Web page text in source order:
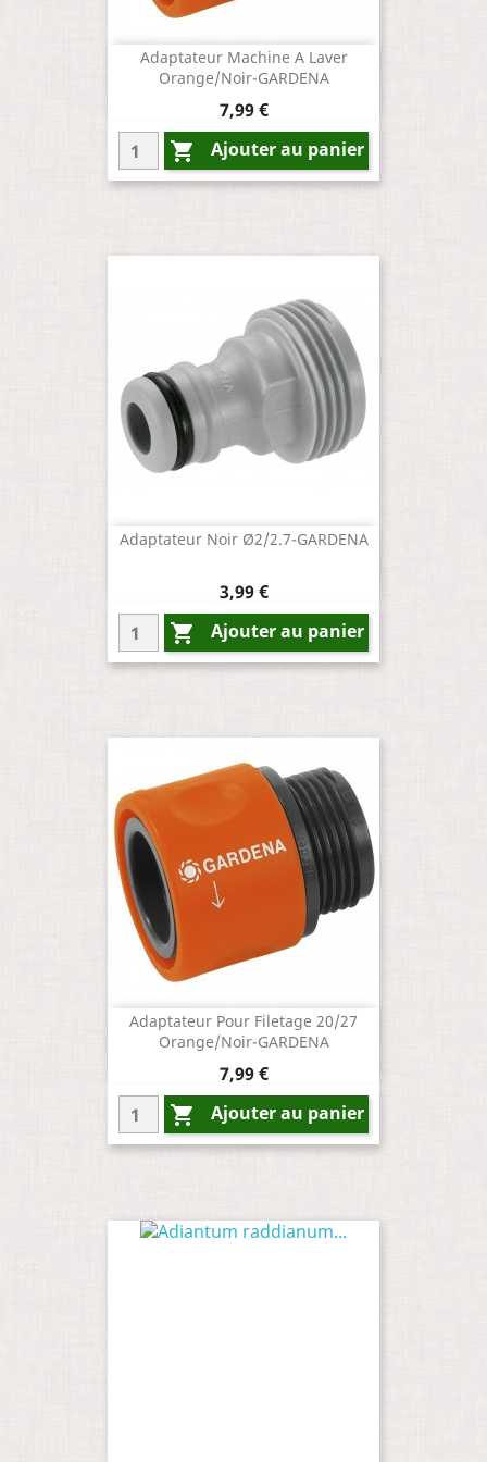
Adaptateur Machine A Laver
Orange/Noir-GARDENA
Prix
7,99 €
 Ajouter au panier
Adaptateur Noir Ø2/2.7-GARDENA
Prix
3,99 €
 Ajouter au panier
Adaptateur Pour Filetage 20/27
Orange/Noir-GARDENA
Prix
7,99 €
 Ajouter au panier